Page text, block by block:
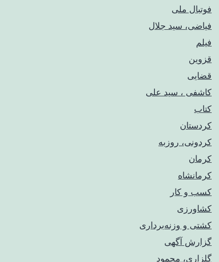
فوتبال ملی
فیاضی، سید جلال
فیلم
قزوین
قضایی
کاشفی ، سید علی
کتاب
کردستان
کردونی، روزبه
کرمان
کرمانشاه
کسب و کار
کشاورزی
کشتی و وزنه‌برداری
گزارش آگهی
گلزاری، محمود